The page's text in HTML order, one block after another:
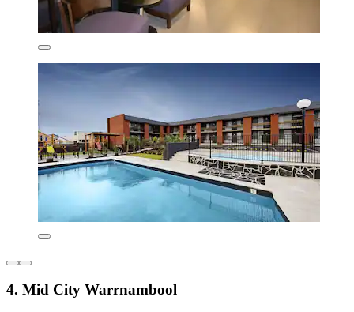
4. Mid City Warrnambool